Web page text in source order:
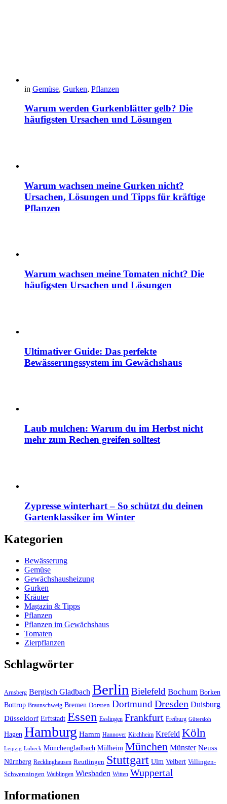
in Gemüse, Gurken, Pflanzen
Warum werden Gurkenblätter gelb? Die
häufigsten Ursachen und Lösungen
Warum wachsen meine Gurken nicht?
Ursachen, Lösungen und Tipps für kräftige
Pflanzen
Warum wachsen meine Tomaten nicht? Die
häufigsten Ursachen und Lösungen
Ultimativer Guide: Das perfekte
Bewässerungssystem im Gewächshaus
Laub mulchen: Warum du im Herbst nicht
mehr zum Rechen greifen solltest
Zypresse winterhart – So schützt du deinen
Gartenklassiker im Winter
Kategorien
Bewässerung
Gemüse
Gewächshausheizung
Gurken
Kräuter
Magazin & Tipps
Pflanzen
Pflanzen im Gewächshaus
Tomaten
Zierpflanzen
Schlagwörter
Arnsberg Bergisch Gladbach Berlin Bielefeld Bochum Borken
Bottrop Braunschweig Bremen Dorsten Dortmund Dresden Duisburg
Düsseldorf Erftstadt Essen Esslingen Frankfurt Freiburg Gütersloh
Hagen Hamburg Hamm Hannover Kirchheim Krefeld Köln
Leipzig Lübeck Mönchengladbach Mülheim München Münster Neuss
Nürnberg Recklinghausen Reutlingen Stuttgart Ulm Velbert Villingen-
Schwenningen Waiblingen Wiesbaden Witten Wuppertal
Informationen